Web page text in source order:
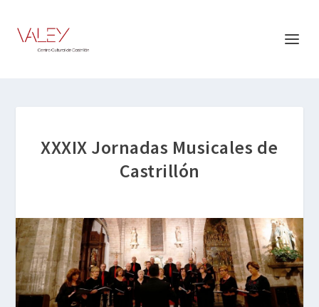
XXXIX Jornadas Musicales de
Castrillón